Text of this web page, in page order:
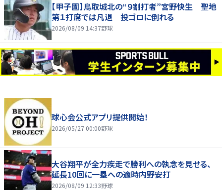
【甲子園】鳥取城北の“９割打者”宮野快生 聖地
第１打席では凡退 投ゴロに倒れる
2026/08/09 14:37野球
球心会公式アプリ提供開始！
2026/05/27 00:00野球
大谷翔平が全力疾走で勝利への執念を見せる、
延長10回に一塁への適時内野安打
2026/08/09 12:33野球